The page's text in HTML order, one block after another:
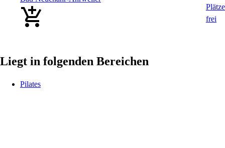
Liegt in folgenden Bereichen
Pilates